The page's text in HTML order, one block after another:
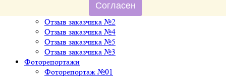
Отзыв заказчика №1
Отзыв заказчика №2
Отзыв заказчика №4
Отзыв заказчика №5
Отзыв заказчика №3
Фоторепортажи
Фоторепортаж №01
Согласен